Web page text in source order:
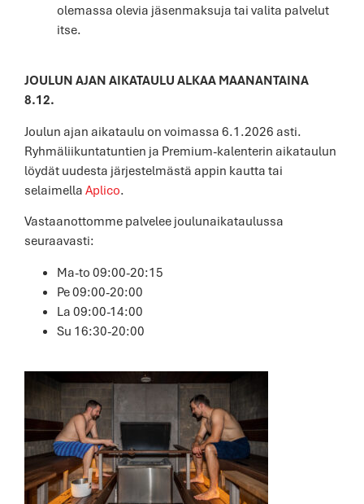
olemassa olevia jäsenmaksuja tai valita palvelut
itse.
JOULUN AJAN AIKATAULU ALKAA MAANANTAINA
8.12.
Joulun ajan aikataulu on voimassa 6.1.2026 asti.
Ryhmäliikuntatuntien ja Premium-kalenterin aikataulun
löydät uudesta järjestelmästä appin kautta tai
selaimella Aplico.
Vastaanottomme palvelee joulunaikataulussa
seuraavasti:
Ma-to 09:00-20:15
Pe 09:00-20:00
La 09:00-14:00
Su 16:30-20:00